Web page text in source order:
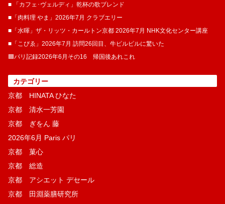
■ 「カフェ･ヴェルディ」乾杯の歌ブレンド
■「肉料理 やま」2026年7月 クラブエリー
■「水暉」ザ・リッツ・カールトン京都 2026年7月 NHK文化センター講座
■「こぴゑ」2026年7月 訪問26回目、牛ピルピルに驚いた
🟦パリ記録2026年6月その16 帰国後あれこれ
カテゴリー
京都 HINATA ひなた
京都 清水一芳園
京都 ぎをん 藤
2026年6月 Paris パリ
京都 菓​心
京都 総造
京都 アシエット デセール
京都 田淵薬膳研究所